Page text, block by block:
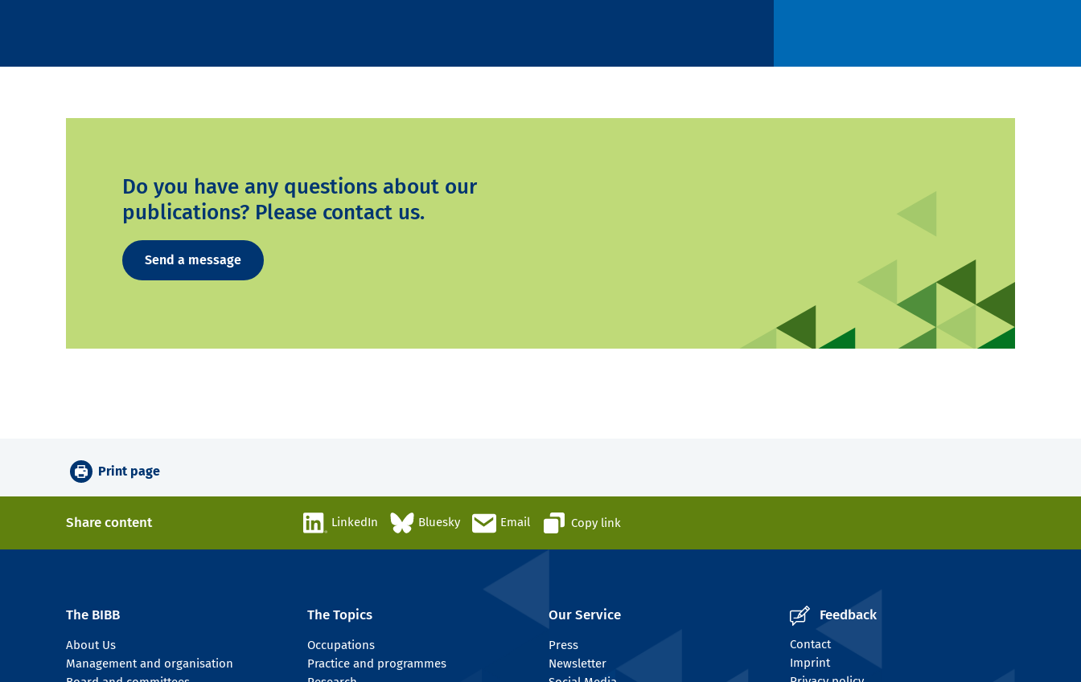
Do you have any questions about our
publications? Please contact us.
Send a message
Print page
Share content LinkedIn Bluesky Email Copy link
The BIBB
About Us
Management and organisation
The Topics
Occupations
Practice and programmes
Our Service
Press
Newsletter
Feedback
Contact
Imprint